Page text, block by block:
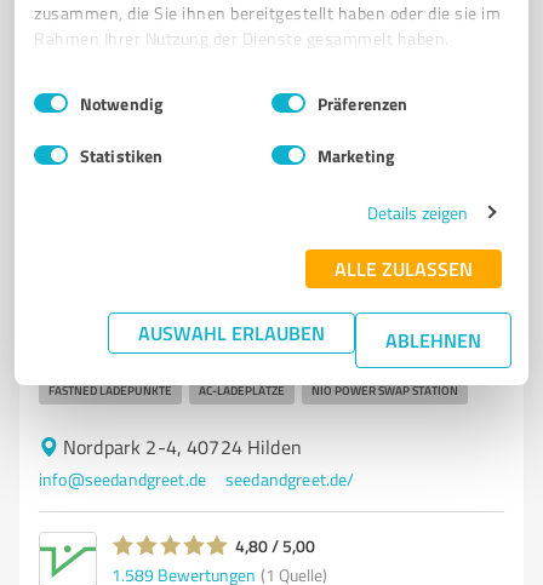
zusammen, die Sie ihnen bereitgestellt haben oder die sie im
Rahmen Ihrer Nutzung der Dienste gesammelt haben.
Impressum Datenschutzbestimmungen
Einwilligungsauswahl
Notwendig Präferenzen
Statistiken Marketing
Details zeigen
ALLE ZULASSEN
AUSWAHL ERLAUBEN ABLEHNEN
180Bewertungen (1 Quelle)
Tesla Supercharger – Umfangreicher Ladepark für
Elektrofahrzeuge mit Top-Service
TESLA SUPERCHARGER ELEKTROFAHRZEUG-LADESTATIONEN
FASTNED LADEPUNKTE AC-LADEPLÄTZE NIO POWER SWAP STATION
Nordpark 2-4, 40724 Hilden
info@seedandgreet.de seedandgreet.de/
4,80 / 5,00
1.589 Bewertungen (1 Quelle)